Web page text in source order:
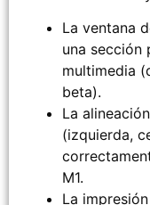
La ventana
una sección
multimedia
beta).
La
(izquierda,
M1.
La